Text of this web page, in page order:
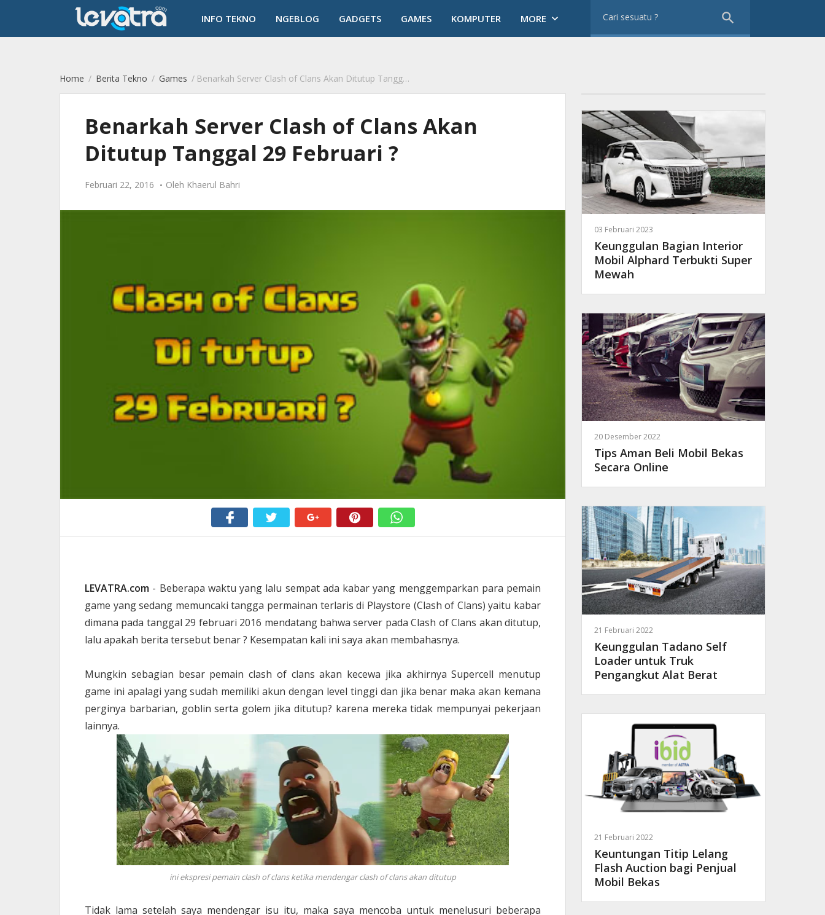
INFO TEKNO NGEBLOG GADGETS GAMES KOMPUTER MORE keyboard_arrow_down search
Home / Berita Tekno / Games / Benarkah Server Clash of Clans Akan Ditutup Tanggal 29 Februari ?
Benarkah Server Clash of Clans Akan
Ditutup Tanggal 29 Februari ?
Februari 22, 2016 Oleh Khaerul Bahri
LEVATRA.com - Beberapa waktu yang lalu sempat ada kabar yang menggemparkan para pemain
game yang sedang memuncaki tangga permainan terlaris di Playstore (Clash of Clans) yaitu kabar
dimana pada tanggal 29 februari 2016 mendatang bahwa server pada Clash of Clans akan ditutup,
lalu apakah berita tersebut benar ? Kesempatan kali ini saya akan membahasnya.
Mungkin sebagian besar pemain clash of clans akan kecewa jika akhirnya Supercell menutup
game ini apalagi yang sudah memiliki akun dengan level tinggi dan jika benar maka akan kemana
perginya barbarian, goblin serta golem jika ditutup? karena mereka tidak mempunyai pekerjaan
lainnya.
ini ekspresi pemain clash of clans ketika mendengar clash of clans akan ditutup
Tidak lama setelah saya mendengar isu itu, maka saya mencoba untuk menelusuri beberapa
03 Februari 2023
Keunggulan Bagian Interior
Mobil Alphard Terbukti Super
Mewah
20 Desember 2022
Tips Aman Beli Mobil Bekas
Secara Online
21 Februari 2022
Keunggulan Tadano Self
Loader untuk Truk
Pengangkut Alat Berat
21 Februari 2022
Keuntungan Titip Lelang
Flash Auction bagi Penjual
Mobil Bekas